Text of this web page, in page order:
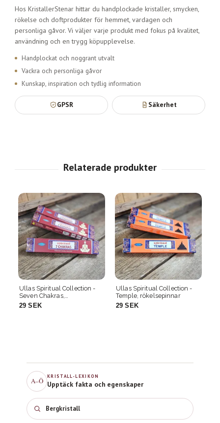
A–Ö
KRISTALL-LEXIKON
Upptäck fakta och egenskaper
Bergkristall
Hos KristallerStenar hittar du handplockade kristaller, smycken,
rökelse och doftprodukter för hemmet, vardagen och
personliga gåvor. Vi väljer varje produkt med fokus på kvalitet,
användning och en trygg köpupplevelse.
Handplockat och noggrant utvalt
Vackra och personliga gåvor
Kunskap, inspiration och tydlig information
GPSR Säkerhet
Ullas Spiritual Collection -
Seven Chakras,
rökelsepinnar
29 SEK
Ullas Spiritual Collection -
Temple, rökelsepinnar
29 SEK